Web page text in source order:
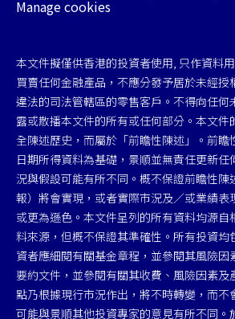
登入
Manage cookies
本文件擬僅供香港的投資者使用, 只作資料
買賣任何金融產品，不應分發予居於未經授
違法的司法管轄區的零售客戶。不得向任何
露或散播本文件的所有或任何部分。本文件
全陳述歷史，而屬於「前瞻性陳述」。前瞻
日期所得資料為基礎，景順並無責任更新任
況與假設可能有所不同。概不保證前瞻性陳
報）將會實現，或者實際市況及／或業績表
或更為遜色。本文件呈列的所有資料均源自
料來源，但概不保證其準確性。所有投資均
資者應細閱有關基金章程，並參閱其風險因
要約文件，並參閱有關其收費、風險因素及
點乃根據現行市況作出，將不時轉變，而不
可能與景順其他投資專家的意見有所不同。